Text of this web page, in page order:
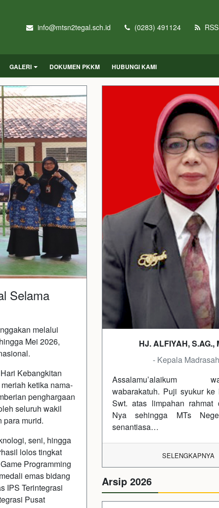
info@mtsn2tegal.sch.id (0283) 491124 RSS
GALERI DOKUMEN PKKM HUBUNGI KAMI
Selama
melalui
Mei 2026,
Kebangkitan
ketika nama-
penghargaan
seluruh wakil
para murid.
seni, hingga
lolos tingkat
Programming
emas bidang
IPS Terintegrasi
Pusat
HJ. ALFIYAH, S.AG.,
- Kepala
Assalamu’alaikum
wabarakatuh. Puji syukur ke
Swt. atas limpahan rahmat
Nya sehingga MTs
senantiasa…
SELENGKAPNYA
Arsip 2026